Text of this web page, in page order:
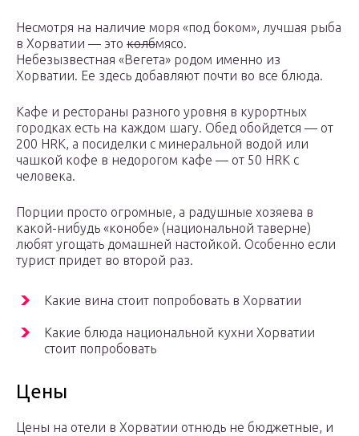
Несмотря на наличие моря «под боком», лучшая рыба
в Хорватии — это колбмясо.
Небезызвестная «Вегета» родом именно из
Хорватии. Ее здесь добавляют почти во все блюда.
Кафе и рестораны разного уровня в курортных
городках есть на каждом шагу. Обед обойдется — от
200 HRK, а посиделки с минеральной водой или
чашкой кофе в недорогом кафе — от 50 HRK с
человека.
Порции просто огромные, а радушные хозяева в
какой-нибудь «конобе» (национальной таверне)
любят угощать домашней настойкой. Особенно если
турист придет во второй раз.
Какие вина стоит попробовать в Хорватии
Какие блюда национальной кухни Хорватии
стоит попробовать
Цены
Цены на отели в Хорватии отнюдь не бюджетные, и